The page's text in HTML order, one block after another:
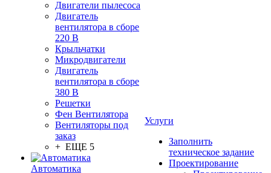
Двигатели пылесоса
Двигатель
вентилятора в сборе
220 В
Крыльчатки
Микродвигатели
Двигатель
вентилятора в сборе
380 В
Решетки
Фен Вентилятора
Вентиляторы под
заказ
+ ЕЩЕ 5
Автоматика
Услуги
Заполнить
техническое задание
Проектирование